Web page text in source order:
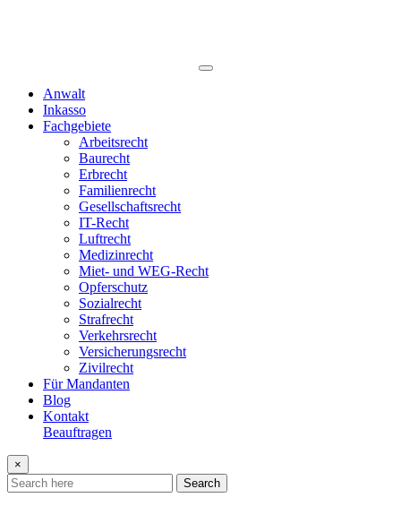
Anwalt
Inkasso
Fachgebiete
Arbeitsrecht
Baurecht
Erbrecht
Familienrecht
Gesellschaftsrecht
IT-Recht
Luftrecht
Medizinrecht
Miet- und WEG-Recht
Opferschutz
Sozialrecht
Strafrecht
Verkehrsrecht
Versicherungsrecht
Zivilrecht
Für Mandanten
Blog
Kontakt
Beauftragen
×
Search